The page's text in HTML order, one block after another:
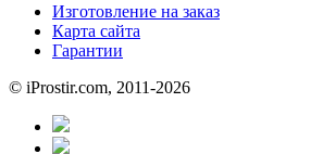
Изготовление на заказ
Карта сайта
Гарантии
© iProstir.com, 2011-2026